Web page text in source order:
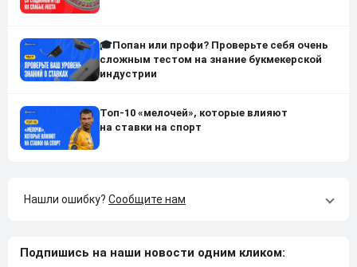
🎓Попан или профи? Проверьте себя очень
сложным тестом на знание букмекерской
индустрии
Топ-10 «мелочей», которые влияют
на ставки на спорт
Нашли ошибку? Сообщите нам
Подпишись на наши новости одним кликом: